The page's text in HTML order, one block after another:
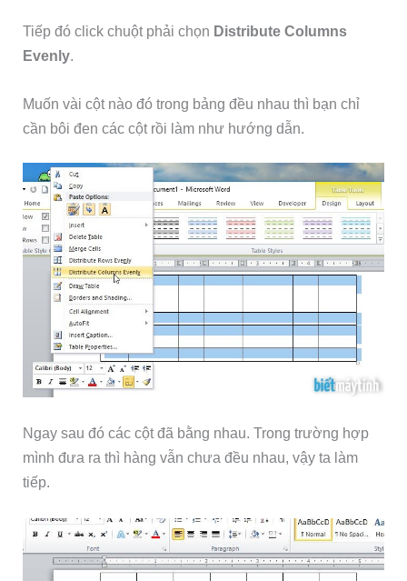
Tiếp đó click chuột phải chọn Distribute Columns
Evenly
Muốn vài cột nào đó trong bảng đều nhau thì bạn chỉ
cần bôi đen các cột rồi làm như hướng dẫn.
Ngay sau đó các cột đã bằng nhau. Trong trường hợp
mình đưa ra thì hàng vẫn chưa đều nhau, vậy ta làm
tiếp.